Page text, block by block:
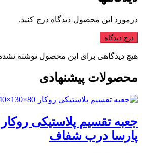
درمورد این محصول دیدگاه درج کنید.
درج دیدگاه
هیچ دیدگاهی برای این محصول نوشته
محصولات پیشنهادی
پارسا درب شفاف